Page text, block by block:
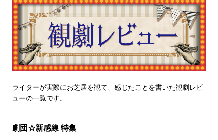
ライターが実際にお芝居を観て、感じたことを書いた観劇レビ
ューの一覧です。
劇団☆新感線 特集